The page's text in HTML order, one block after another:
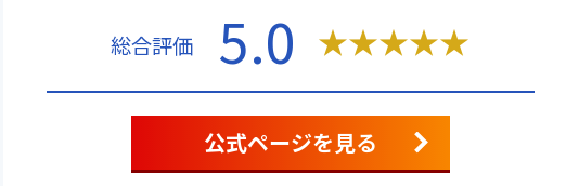
総合評価 5.0 ★★★★★
公式ページを見る